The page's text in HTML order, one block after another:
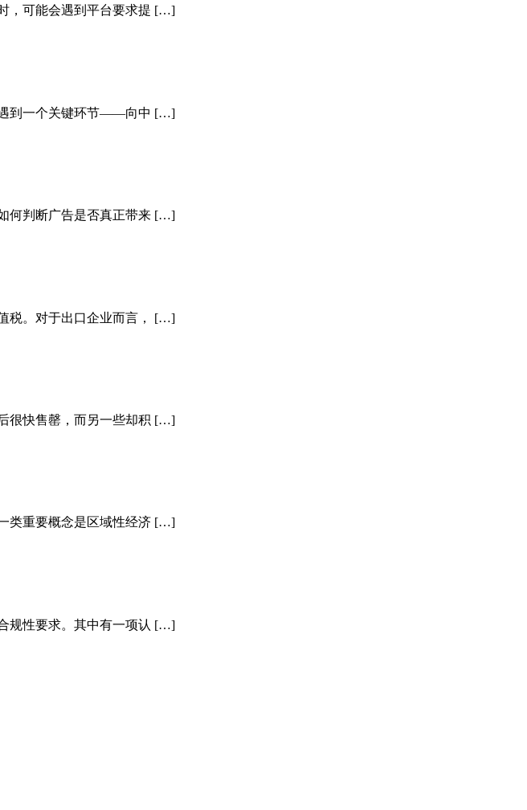
，可能会遇到平台要求提 […]
遇到一个关键环节——向中 […]
何判断广告是否真正带来 […]
税。对于出口企业而言， […]
很快售罄，而另一些却积 […]
类重要概念是区域性经济 […]
规性要求。其中有一项认 […]